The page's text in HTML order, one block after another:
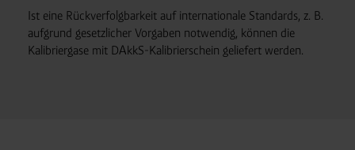
Ist eine Rückverfolgbarkeit auf internationale Standards, z. B.
aufgrund gesetzlicher Vorgaben notwendig, können die
Kalibriergase mit DAkkS-Kalibrierschein geliefert werden.